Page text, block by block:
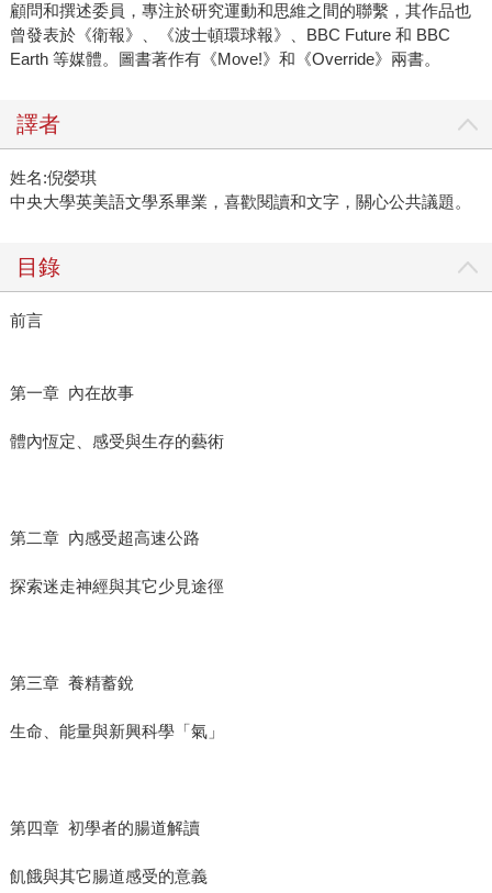
顧問和撰述委員，專注於研究運動和思維之間的聯繫，其作品也
曾發表於《衛報》、《波士頓環球報》、BBC Future 和 BBC
Earth 等媒體。圖書著作有《Move!》和《Override》兩書。
譯者
姓名:倪嫈琪
中央大學英美語文學系畢業，喜歡閱讀和文字，關心公共議題。
目錄
前言
第一章 內在故事
體內恆定、感受與生存的藝術
第二章 內感受超高速公路
探索迷走神經與其它少見途徑
第三章 養精蓄銳
生命、能量與新興科學「氣」
第四章 初學者的腸道解讀
飢餓與其它腸道感受的意義